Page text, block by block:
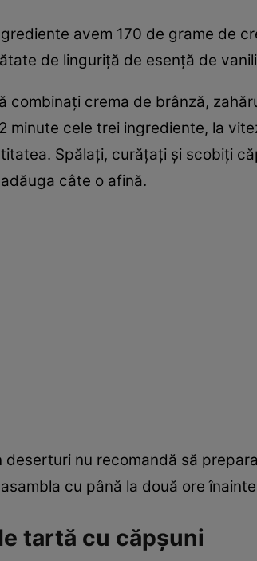
avem 170 de grame de
de linguriță de esență de
combinați crema de brânză,
minute cele trei ingrediente, la
Spălați, curățați și scobiți
câte o afină.
deserturi nu recomandă să
cu până la două ore
tartă cu căpșuni